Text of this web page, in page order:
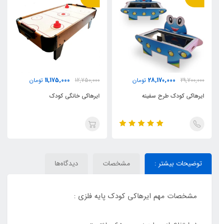
29,700,000
28,170,000 تومان
ایرهاکی کودک طرح سفینه
12,750,000
11,175,000 تومان
ایرهاکی خانگی کودک
توضیحات بیشتر : مشخصات دیدگاه‌ها
مشخصات مهم ایرهاکی کودک پایه فلزی :